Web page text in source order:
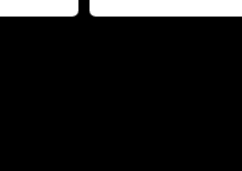
přichází s